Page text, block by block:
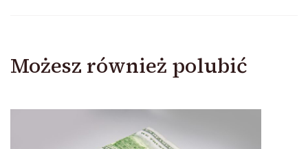
Możesz również polubić